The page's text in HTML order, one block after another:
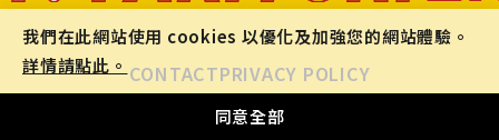
CONTACTPRIVACY POLICY
我們在此網站使用 cookies 以優化及加強您的網站體驗。
詳情請點此。
同意全部